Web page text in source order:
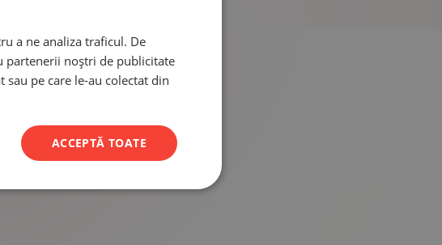
a ne analiza traficul. De
partenerii noștri de publicitate
pe care le-au colectat din
ACCEPTĂ TOATE